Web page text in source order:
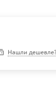
Нашли